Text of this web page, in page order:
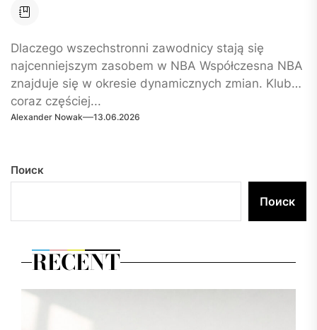
Dlaczego wszechstronni zawodnicy stają się
najcenniejszym zasobem w NBA Współczesna NBA
znajduje się w okresie dynamicznych zmian. Kluby
coraz częściej...
Alexander Nowak 13.06.2026
Поиск
Поиск
RECENT